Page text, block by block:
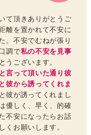
て頂きありがとうご
離を置かれて不安に
。不安でむねが張り
調で私の不安を見事
うございます。
言って頂いた通り彼
彼から誘ってくれま
彼が誘ってくれまし
優しく、早く、的確
不安になったらお話
くお願いします。